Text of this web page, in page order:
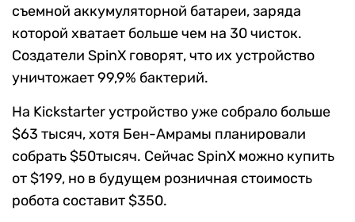
съемной аккумуляторной батареи, заряда
которой хватает больше чем на 30 чисток.
Создатели SpinX говорят, что их устройство
уничтожает 99,9% бактерий.
На Kickstarter устройство уже собрало больше
$63 тысяч, хотя Бен-Амрамы планировали
собрать $50тысяч. Сейчас SpinX можно купить
от $199, но в будущем розничная стоимость
робота составит $350.